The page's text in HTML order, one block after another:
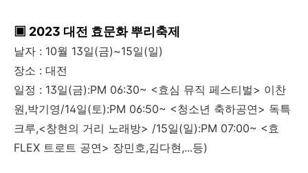
▣ 2023 대전 효문화 뿌리축제
날자 : 10월 13일(금)~15일(일)
장소 : 대전
일정 : 13일(금):PM 06:30~ <효심 뮤직 페스티벌> 이찬
원,박기영/14일(토):PM 06:50~ <청소년 축하공연> 독특
크루,<창현의 거리 노래방> /15일(일):PM 07:00~ <효
FLEX 트로트 공연> 장민호,김다현,...등)